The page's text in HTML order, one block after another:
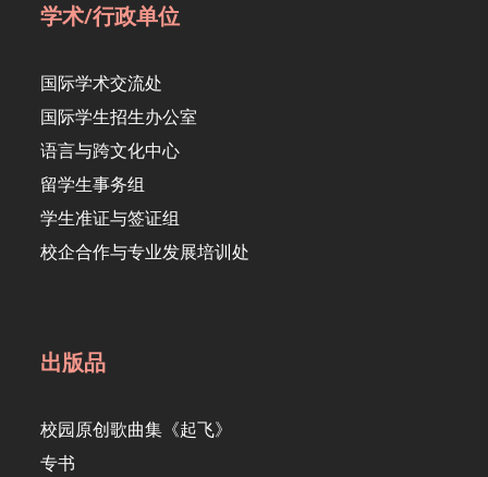
学术/行政单位
国际学术交流处
国际学生招生办公室
语言与跨文化中心
留学生事务组
学生准证与签证组
校企合作与专业发展培训处
出版品
校园原创歌曲集《起飞》
专书